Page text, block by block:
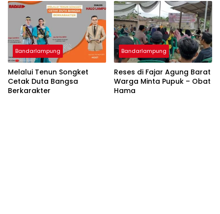
Bandarlampung
Melalui Tenun Songket
Cetak Duta Bangsa
Berkarakter
Bandarlampung
Reses di Fajar Agung Barat
Warga Minta Pupuk – Obat
Hama